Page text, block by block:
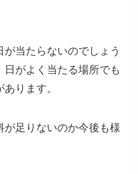
当たらないのでしょう
がよく当たる場所でも
ります。
足りないのか今後も様